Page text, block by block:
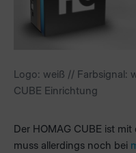
Logo: weiß // Farbsignal:
CUBE Einrichtung
Der HOMAG CUBE ist
muss allerdings noch bei